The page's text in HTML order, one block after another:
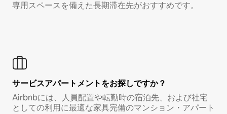
専用スペースを備えた長期滞在先がおすすめです。
サービスアパートメントをお探しですか？
Airbnbには、人員配置や転勤時の宿泊先、および社宅
としての利用に最適な家具完備のマンション・アパート